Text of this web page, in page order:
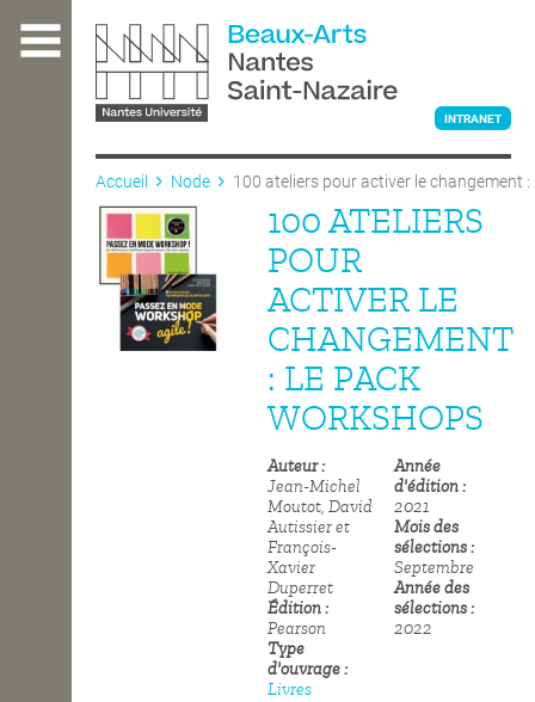
contenu
L'ÉCOLE
ENSEIGNEMENT
INTRANET
Accueil Node 100 ateliers pour activer le changement
100 ATELIERS
POUR
ACTIVER LE
CHANGEMENT
: LE PACK
WORKSHOPS
Auteur
Jean-Michel
Moutot, David
Autissier et
François-
Xavier
Duperret
Édition
Pearson
Type
d'ouvrage
Livres
Année
d'édition
2021
Mois des
sélections
Septembre
Année des
sélections
2022